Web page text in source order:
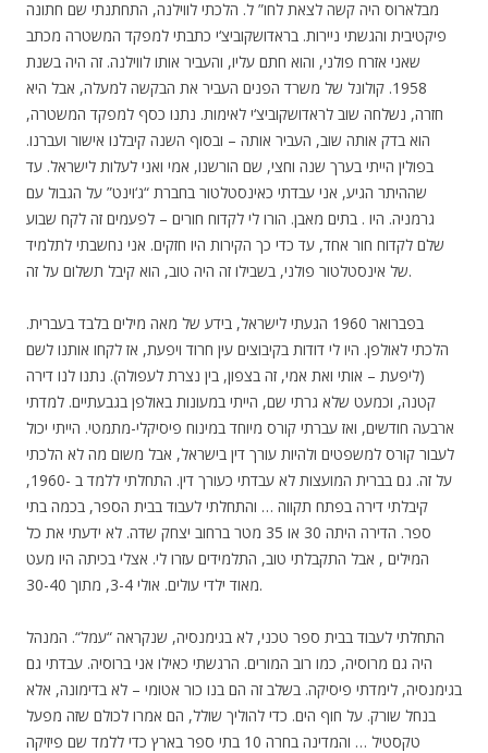
מבלארוס היה קשה לצאת לחו” ל. הלכתי לווילנה, התחתנתי שם חתונה
פיקטיבית והגשתי ניירות. בראדושקוביצ‘י כתבתי למפקד המשטרה מכתב
שאני אזרח פולני, והוא חתם עליו, והעביר אותו לווילנה. זה היה בשנת
1958. קולונל של משרד הפנים העביר את הבקשה למעלה, אבל היא
חזרה, נשלחה שוב לראדושקוביצ‘י לאימות. נתנו כסף למפקד המשטרה,
הוא בדק אותה שוב, העביר אותה – ובסוף השנה קיבלנו אישור ועברנו.
בפולין הייתי בערך שנה וחצי, שם הורשנו, אמי ואני לעלות לישראל. עד
שההיתר הגיע, אני עבדתי כאינסטלטור בחברת “ג‘וינט” על הגבול עם
גרמניה. היו . בתים מאבן. הורו לי לקדוח חורים – לפעמים זה לקח שבוע
שלם לקדוח חור אחד, עד כדי כך הקירות היו חזקים. אני נחשבתי לתלמיד
של אינסטלטור פולני, בשבילו זה היה טוב, הוא קיבל תשלום על זה.
בפברואר 1960 הגעתי לישראל, בידע של מאה מילים בלבד בעברית.
הלכתי לאולפן. היו לי דודות בקיבוצים עין חרוד ויפעת, אז לקחו אותנו לשם
(ליפעת – אותי ואת אמי, זה בצפון, בין נצרת לעפולה). נתנו לנו דירה
קטנה, וכמעט שלא גרתי שם, הייתי במעונות באולפן בגבעתיים. למדתי
ארבעה חודשים, ואז עברתי קורס מיוחד במינוח פיסיקלי-מתמטי. הייתי יכול
לעבור קורס למשפטים ולהיות עורך דין בישראל, אבל משום מה לא הלכתי
על זה. גם בברית המועצות לא עבדתי כעורך דין. התחלתי ללמד ב -1960,
קיבלתי דירה בפתח תקווה … והתחלתי לעבוד בבית הספר, בכמה בתי
ספר. הדירה היתה 30 או 35 מטר ברחוב יצחק שדה. לא ידעתי את כל
המילים , אבל התקבלתי טוב, התלמידים עזרו לי. אצלי בכיתה היו מעט
מאוד ילדי עולים. אולי 3-4, מתוך 30-40.
התחלתי לעבוד בבית ספר טכני, לא בגימנסיה, שנקראה “עמל“. המנהל
היה גם מרוסיה, כמו רוב המורים. הרגשתי כאילו אני ברוסיה. עבדתי גם
בגימנסיה, לימדתי פיסיקה. בשלב זה הם בנו כור אטומי – לא בדימונה, אלא
בנחל שורק. על חוף הים. כדי להוליך שולל, הם אמרו לכולם שזה מפעל
טקסטיל … והמדינה בחרה 10 בתי ספר בארץ כדי ללמד שם פיזיקה